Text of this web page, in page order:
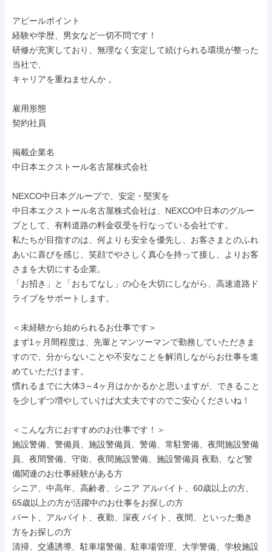
アピールポイント
経験や学歴、男女など一切不問です！
研修が充実しており、無理なく安定して続けられる環境が整った
当社で、
キャリアを重ねませんか 。
雇用形態
契約社員
掲載企業名
中日本エクストール名古屋株式会社
NEXCO中日本グループで、安定・堅実を
中日本エクストール名古屋株式会社は、NEXCO中日本のグルー
プとして、有料道路の料金収受を行なっている会社です。
私たちが目指すのは、何よりも安全を優先し、お客さまとのふれ
あいに喜びを感じ、笑顔でやさしく真心を持って接し、よりお客
さまを大切にする企業。
「お招き」と「おもてなし」の心を大切にしながら、高速道路ド
ライブをサポートします。
＜未経験から始められるお仕事です＞
まず1ヶ月間程度は、先輩とマンツーマンで勤務していただきま
すので、分からないことや不安なことを解消しながらお仕事を進
めていただけます。
慣れるまでに大体3～4ヶ月はかかるかと思いますが、できること
を少しずつ増やしていけば大丈夫ですのでご安心くださいね！
＜こんな方におすすめのお仕事です！＞
施設警備、警備員、施設警備員、警備、常駐警備、夜間施設警備
員、夜間警備、守衛、夜間施設警備、施設警備員 夜勤、など警
備関連のお仕事経験がある方
シニア、中高年、高齢者、シニア アルバイト、60歳以上の方、
65歳以上の方が活躍中のお仕事をお探しの方
パート、アルバイト、夜勤、深夜 バイト、夜間、といった働き
方をお探しの方
清掃、交通誘導、駐車場警備、駐車場管理、大学警備、学校施設